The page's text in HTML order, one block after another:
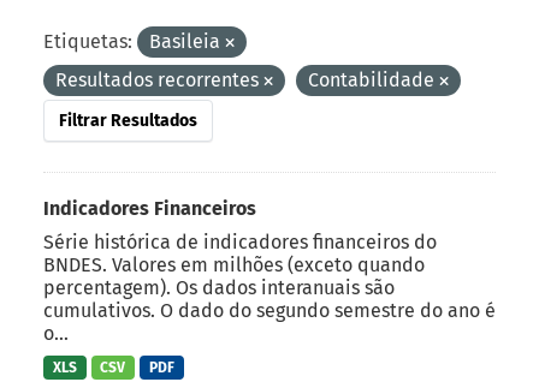
Etiquetas:
Basileia
Resultados recorrentes
Contabilidade
Filtrar Resultados
Indicadores Financeiros
Série histórica de indicadores financeiros do
BNDES. Valores em milhões (exceto quando
percentagem). Os dados interanuais são
cumulativos. O dado do segundo semestre do ano é
o...
XLS CSV PDF